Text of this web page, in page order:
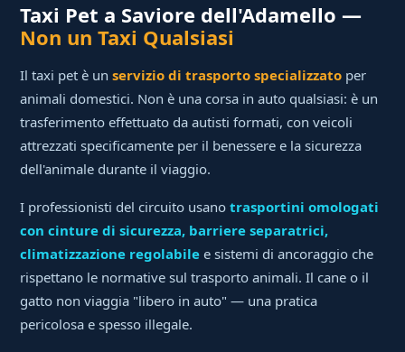
Taxi Pet a Saviore dell'Adamello —
Non un Taxi Qualsiasi
Il taxi pet è unservizio di trasporto specializzato per
animali domestici. Non è una corsa in auto qualsiasi: è un
trasferimento effettuato da autisti formati, con veicoli
attrezzati specificamente per il benessere e la sicurezza
dell'animale durante il viaggio.
I professionisti del circuito usanotrasportini omologati
con cinture di sicurezza, barriere separatrici,
climatizzazione regolabile e sistemi di ancoraggio che
rispettano le normative sul trasporto animali. Il cane o il
gatto non viaggia "libero in auto" — una pratica
pericolosa e spesso illegale.